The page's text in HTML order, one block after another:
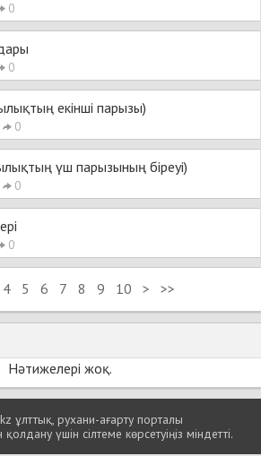
0
0
екін­ші па­ры­зы)
0
үш па­ры­зы­ның біреуі)
0
0
4 5 6 7 8 9 10 > >>
Нәтижелері жоқ.
ұлттық, рухани-ағарту порталы
үшін сілтеме көрсетуіңіз міндетті.